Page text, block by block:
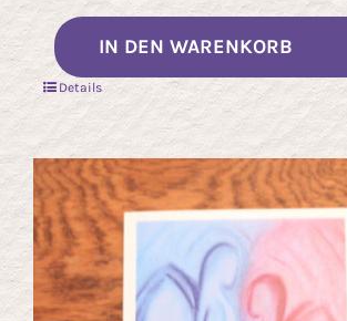
IN DEN WARENKORB
Details